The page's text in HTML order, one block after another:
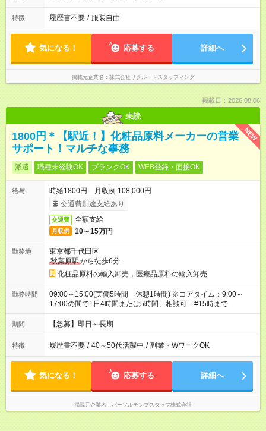
特徴 履歴書不要 / 服装自由
気になる！ 応募する 詳細へ
掲載元企業名 株式会社リクルートスタッフィング
掲載日：2026.08.06
未読
NEW
1800円＊【駅近！】化粧品原料メーカーの営業
サポート！マルチな事務
派遣 職種未経験OK ブランクOK WEB登録・面接OK
給与
時給1800円 月収例 108,000円
交通費別途支給あり
交通費 全額支給
月収例 10～15万円
勤務地
東京都千代田区
秋葉原駅から徒歩6分
化粧品原料の輸入卸売，医療品原料の輸入卸売
勤務時間
09:00～15:00(実働5時間 休憩1時間) ※コアタイム：9:00～
17:00の間で1日4時間または5時間、相談可 #15時まで
期間 【急募】即日～長期
特徴 履歴書不要 / 40～50代活躍中 / 副業・WワークOK
気になる！ 応募する 詳細へ
掲載元企業名 パーソルテンプスタッフ株式会社